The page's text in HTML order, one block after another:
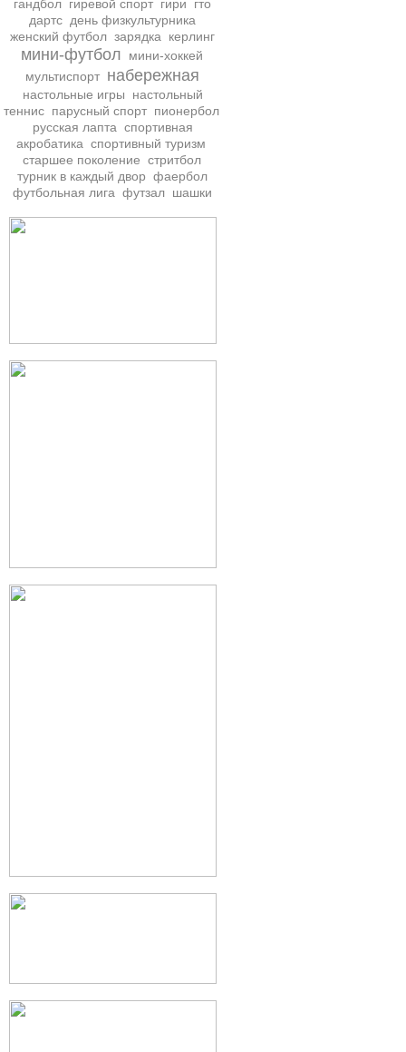
гандбол гиревой спорт гири
гто
дартс день физкультурника
женский футбол зарядка керлинг
мини-футбол
мини-хоккей
мультиспорт набережная
настольные игры
настольный
теннис парусный спорт пионербол
русская лапта спортивная
акробатика спортивный туризм
старшее поколение стритбол
турник в каждый двор фаербол
футбольная лига футзал шашки